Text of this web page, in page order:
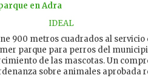
en Adra
IDEAL
900 metros cuadrados al
parque para perros del
de las mascotas. Un
sobre animales